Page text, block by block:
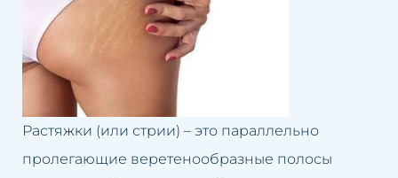
Долина слёз
Второй подбородок
Кривой нос
Лечение облысения
Лечение гипергидроза
Лечение розацеа
Растяжки (или стрии) – это параллельно
пролегающие веретенообразные полосы